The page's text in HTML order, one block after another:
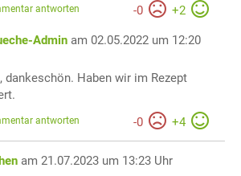
-0 +2
antworten
Admin am 02.05.2022 um 12:20
dankeschön. Haben wir im Rezept
-0 +4
antworten
am 21.07.2023 um 13:23 Uhr